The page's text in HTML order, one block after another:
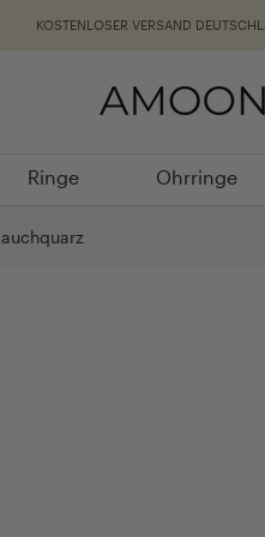
KOSTENLOSER VERSAND
Ringe
Ringe
Ohrringe
Ohrringe